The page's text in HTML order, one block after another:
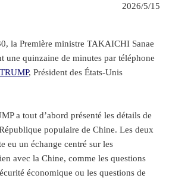
2026/5/15
la Première ministre TAKAICHI Sanae
une quinzaine de minutes par téléphone
, Président des États-Unis
a tout d’abord présenté les détails de
populaire de Chine. Les deux
eu un échange centré sur les
avec la Chine, comme les questions
économique ou les questions de